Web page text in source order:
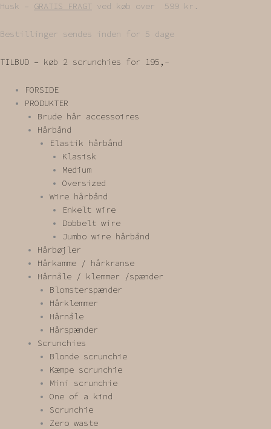
Gå
indholdet
Husk – GRATIS FRAGT ved køb over 599 kr.
Bestillinger sendes inden for 5 dage
TILBUD – køb 2 scrunchies for 195,-
FORSIDE
PRODUKTER
Brude hår accessoires
Hårbånd
Elastik hårbånd
Klasisk
Medium
Oversized
Wire hårbånd
Enkelt wire
Dobbelt wire
Jumbo wire hårbånd
Hårbøjler
Hårkamme / hårkranse
Hårnåle / klemmer /spænder
Blomsterspænder
Hårklemmer
Hårnåle
Hårspænder
Scrunchies
Blonde scrunchie
Kæmpe scrunchie
Mini scrunchie
One of a kind
Scrunchie
Zero waste